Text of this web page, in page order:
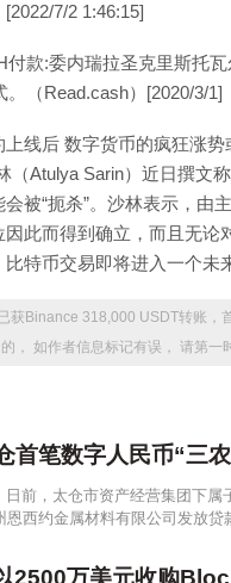
7/2 1:46:15]
款:委内瑞拉圣克里斯托
（Read.cash）[2020/3/1]
线后 数字货币的疯狂涨势
（Atulya Sarin）近日撰文
被“扼杀”。沙林表示，由
此而得到确立，而且无
特币交易即将进入一个未
获Binance 318,000 USDT转账，
， 如作者信息标记有误， 请第一
首笔数字人民币“三
日前，太仓市资产经营集团下
西约金属材料有限公司发放
2500万美元收购